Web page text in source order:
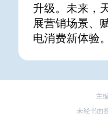
升级。未来，
展营销场景、
电消费新体验
主
未经书面